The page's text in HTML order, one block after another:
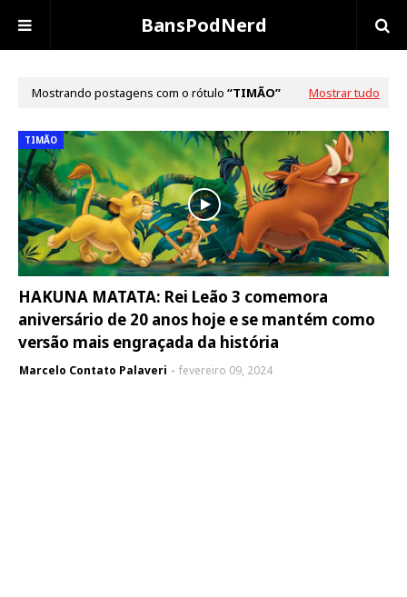
BansPodNerd
Mostrando postagens com o rótulo TIMÃO Mostrar tudo
TIMÃO
HAKUNA MATATA: Rei Leão 3 comemora
aniversário de 20 anos hoje e se mantém como
versão mais engraçada da história
Marcelo Contato Palaveri fevereiro 09, 2024